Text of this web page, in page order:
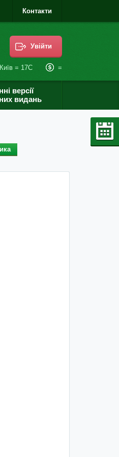
Контакти
Увійти
Київ = 17С =
версії
видань